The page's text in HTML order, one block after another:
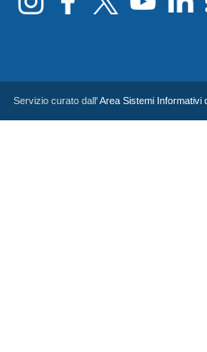
Servizio curato dall'Area Sistemi Informativi